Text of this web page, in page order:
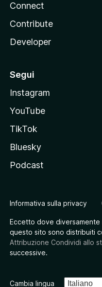
Connect
Contribute
Developer
Segui
Instagram
YouTube
TikTok
Bluesky
Podcast
Informativa sulla privacy
Eccetto dove diversamente
questo sito sono distribuiti
Attribuzione Condividi allo
successive.
Cambia lingua